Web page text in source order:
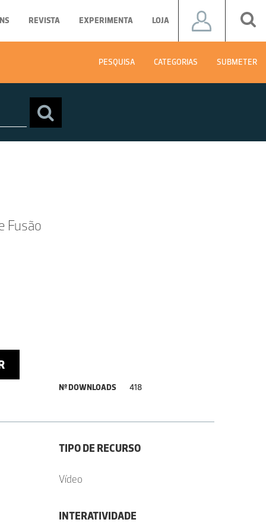
REVISTA EXPERIMENTA LOJA
PESQUISA CATEGORIAS SUBMETER
Fusão
Nº DOWNLOADS 418
TIPO DE RECURSO
Vídeo
INTERATIVIDADE